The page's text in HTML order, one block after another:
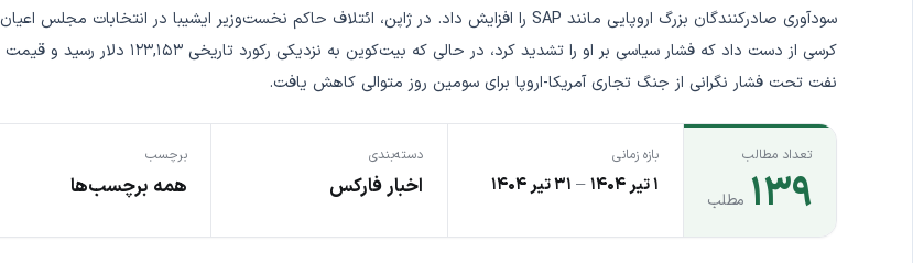
سودآوری صادرکنندگان بزرگ اروپایی مانند SAP را افزایش داد. در ژاپن، ائتلاف حاکم نخست‌وزیر ایشیبا در انتخابات مجلس اعیان
کرسی از دست داد که فشار سیاسی بر او را تشدید کرد، در حالی که بیت‌کوین به نزدیکی رکورد تاریخی ۱۲۳,۱۵۳ دلار رسید و قیمت
نفت تحت فشار نگرانی از جنگ تجاری آمریکا-اروپا برای سومین روز متوالی کاهش یافت.
تعداد مطالب
۱۳۹ مطلب
بازه زمانی
۱ تیر ۱۴۰۴ – ۳۱ تیر ۱۴۰۴
دسته‌بندی
اخبار فارکس
برچسب
همه برچسب‌ها